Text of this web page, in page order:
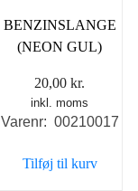
BENZINSLANGE
(NEON GUL)
20,00kr.
inkl. moms
Varenr: 00210017
Tilføj til kurv